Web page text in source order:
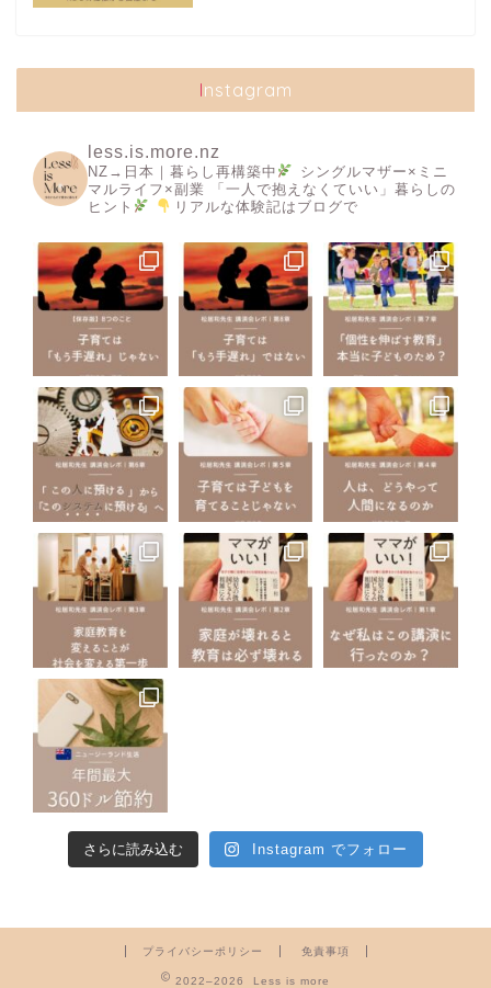
Instagram
less.is.more.nz
NZ→日本｜暮らし再構築中
シングルマザー×ミニ
マルライフ×副業
「一人で抱えなくていい」暮らしの
ヒント
リアルな体験記はブログで
さらに読み込む Instagram でフォロー
プライバシーポリシー 免責事項
2022–2026 Less is more